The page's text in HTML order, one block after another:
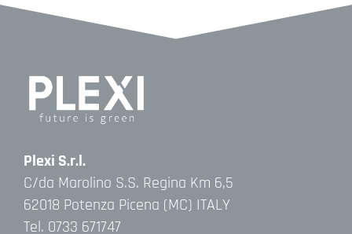
Plexi S.r.l.
C/da Marolino S.S. Regina Km 6,5
62018 Potenza Picena (MC) ITALY
Tel. 0733 671747